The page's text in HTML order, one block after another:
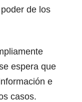
de los
espera que
e
casos.